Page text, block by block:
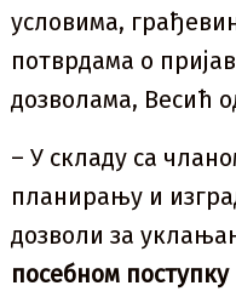
условима,
потврдама о
дозволама, Весић
– У складу са
планирању и
дозволи за
посебном